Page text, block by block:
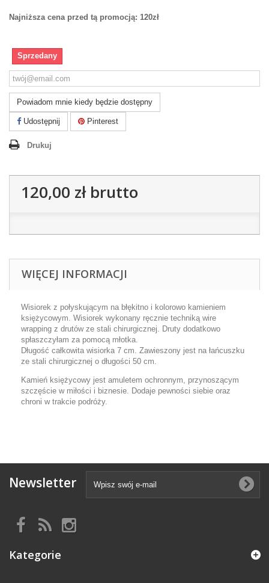
Najniższa cena przed tą promocją: 120zł
Sprzedany
Powiadom mnie kiedy będzie dostępny
Udostępnij Pinterest
Drukuj
120,00 złbrutto
WIĘCEJ INFORMACJI
Wisiorek z połyskującym na błękitno i kolorowo kamieniem
księżycowym. Wisiorek wykonany ręcznie techniką wire
wrapping z drutów ze stali chirurgicznej. Druty dodatkowo
spłaszczyłam za pomocą młotka.
Długość całkowita wisiorka 7 cm. Zawieszony jest na łańcuszku
ze stali chirurgicznej o długości 50 cm.
Kamień księżycowy jest amuletem ochronnym, przynoszącym
szczęście w miłości i biznesie. Dodaje pewności siebie oraz
chroni w trakcie podróży.
Newsletter
Kategorie